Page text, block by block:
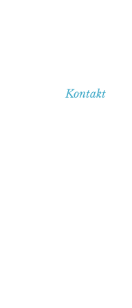
Kontakt